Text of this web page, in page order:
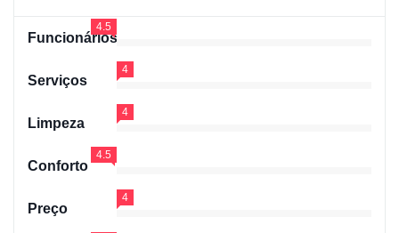
Funcionários
4.5
Serviços
4
Limpeza
4
Conforto
4.5
Preço
4